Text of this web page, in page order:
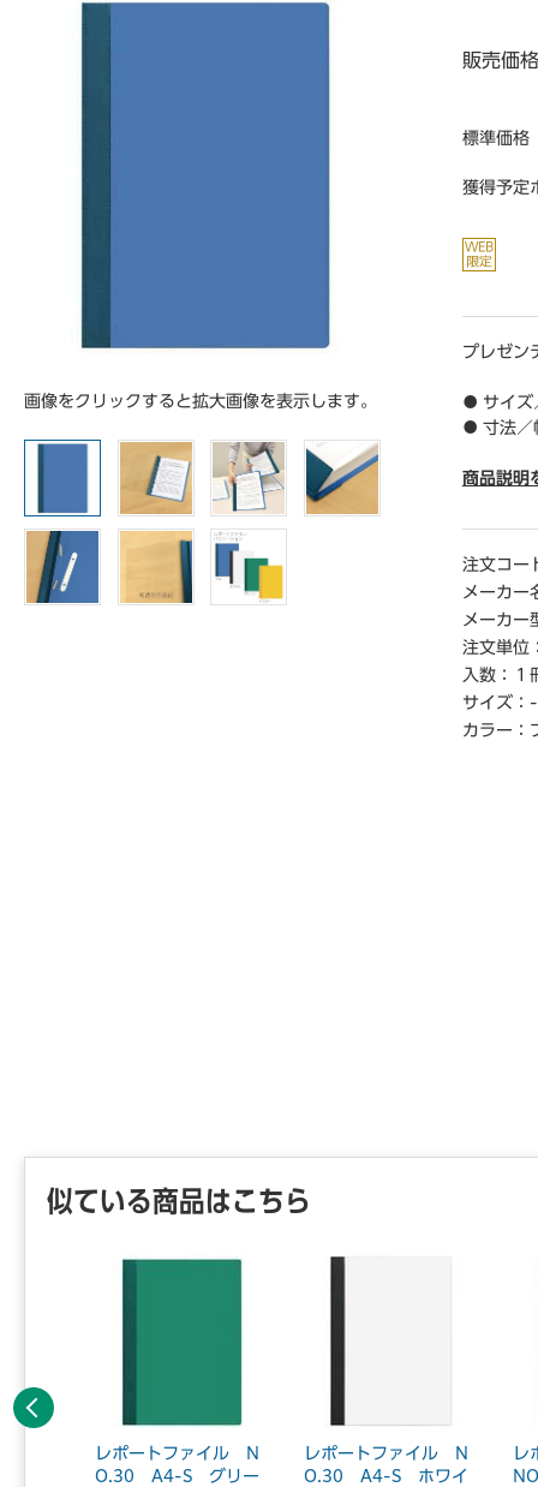
画像をクリックすると拡大画像を表示します。
販売価格
標準価格
獲得予定
プレゼン
● サイズ
● 寸法／
● 材質／
ン鋼板
● 穴数／
● 最大
商品説明
注文コー
メーカー
メーカー
注文単位
入数：
１
サイズ： -
カラー：
似ている商品はこちら
レポートファイル N
O.30 A4-S グリー
レポートファイル N
O.30 A4-S ホワイ
前へ